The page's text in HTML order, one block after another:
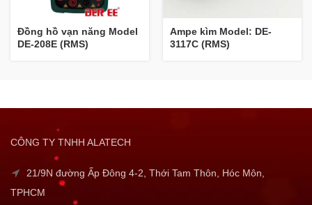
Đồng hồ vạn năng Model
DE-208E (RMS)
Ampe kìm Model: DE-
3117C (RMS)
CÔNG TY TNHH ALATECH
21/9N đường Ấp Đông 4-2, Thới Tam Thôn, Hóc Môn,
TPHCM